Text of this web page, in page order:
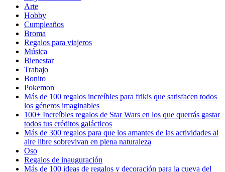
Arte
Hobby
Cumpleaños
Broma
Regalos para viajeros
Música
Bienestar
Trabajo
Bonito
Pokemon
Más de 100 regalos increíbles para frikis que satisfacen todos
los géneros imaginables
100+ Increíbles regalos de Star Wars en los que querrás gastar
todos tus créditos galácticos
Más de 300 regalos para que los amantes de las actividades al
aire libre sobrevivan en plena naturaleza
Oso
Regalos de inauguración
Más de 100 ideas de regalos y decoración para la cueva del